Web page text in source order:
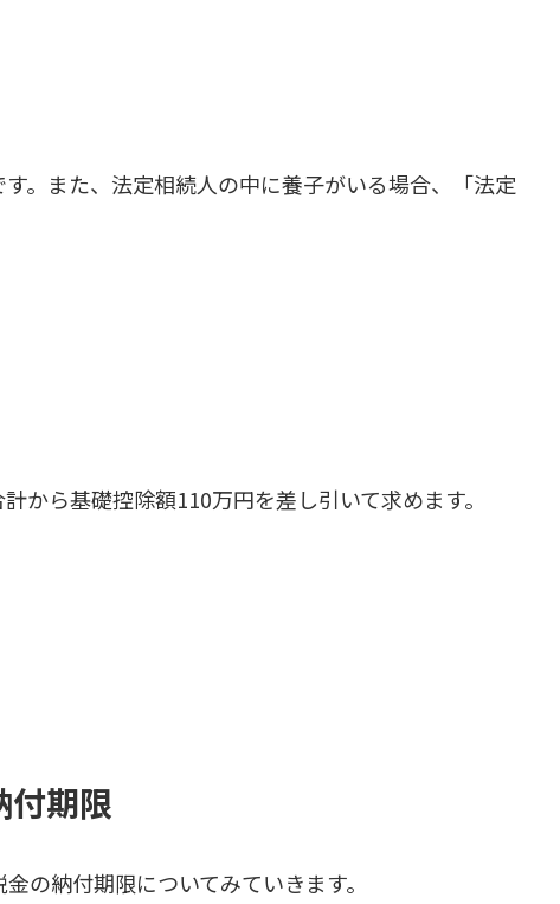
。また、法定相続人の中に養子がいる場合、「法定
ら基礎控除額110万円を差し引いて求めます。
付期限
の納付期限についてみていきます。